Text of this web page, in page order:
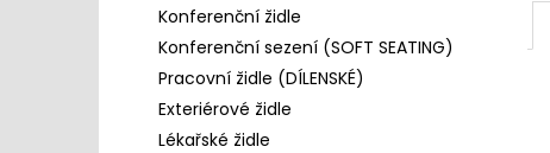
Konferenční židle
Konferenční sezení (SOFT SEATING)
Pracovní židle (DÍLENSKÉ)
Exteriérové židle
Lékařské židle